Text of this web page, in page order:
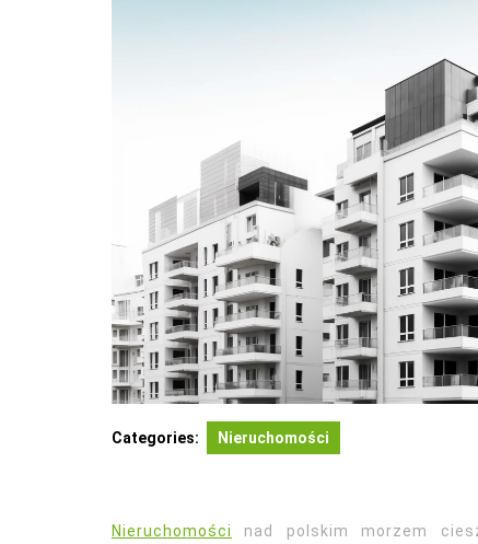
Categories: Nieruchomości
Nieruchomości
nad polskim morzem